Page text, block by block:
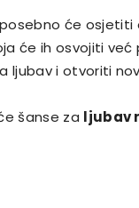
posebno će osjetiti
će ih osvojiti već
ljubav i otvoriti
šanse za ljubav